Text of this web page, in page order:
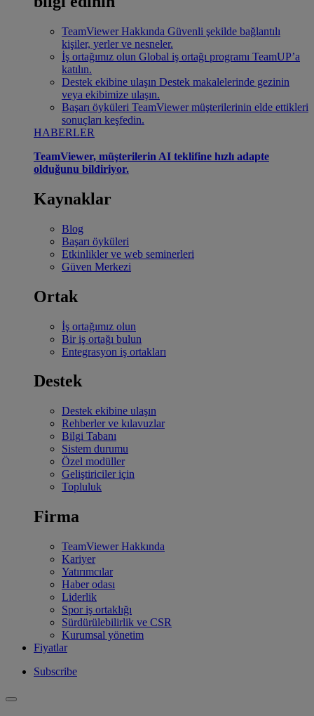
TeamViewer Hakkında Güvenli şekilde bağlantılı
kişiler, yerler ve nesneler.
İş ortağımız olun Global iş ortağı programı TeamUP’a
katılın.
Destek ekibine ulaşın Destek makalelerinde gezinin
veya ekibimize ulaşın.
Başarı öyküleri TeamViewer müşterilerinin elde ettikleri
sonuçları keşfedin.
HABERLER
TeamViewer, müşterilerin AI teklifine hızlı adapte
olduğunu bildiriyor.
Kaynaklar
Blog
Başarı öyküleri
Etkinlikler ve web seminerleri
Güven Merkezi
Ortak
İş ortağımız olun
Bir iş ortağı bulun
Entegrasyon iş ortakları
Destek
Destek ekibine ulaşın
Rehberler ve kılavuzlar
Bilgi Tabanı
Sistem durumu
Özel modüller
Geliştiriciler için
Topluluk
Firma
TeamViewer Hakkında
Kariyer
Yatırımcılar
Haber odası
Liderlik
Spor iş ortaklığı
Sürdürülebilirlik ve CSR
Kurumsal yönetim
Fiyatlar
Subscribe